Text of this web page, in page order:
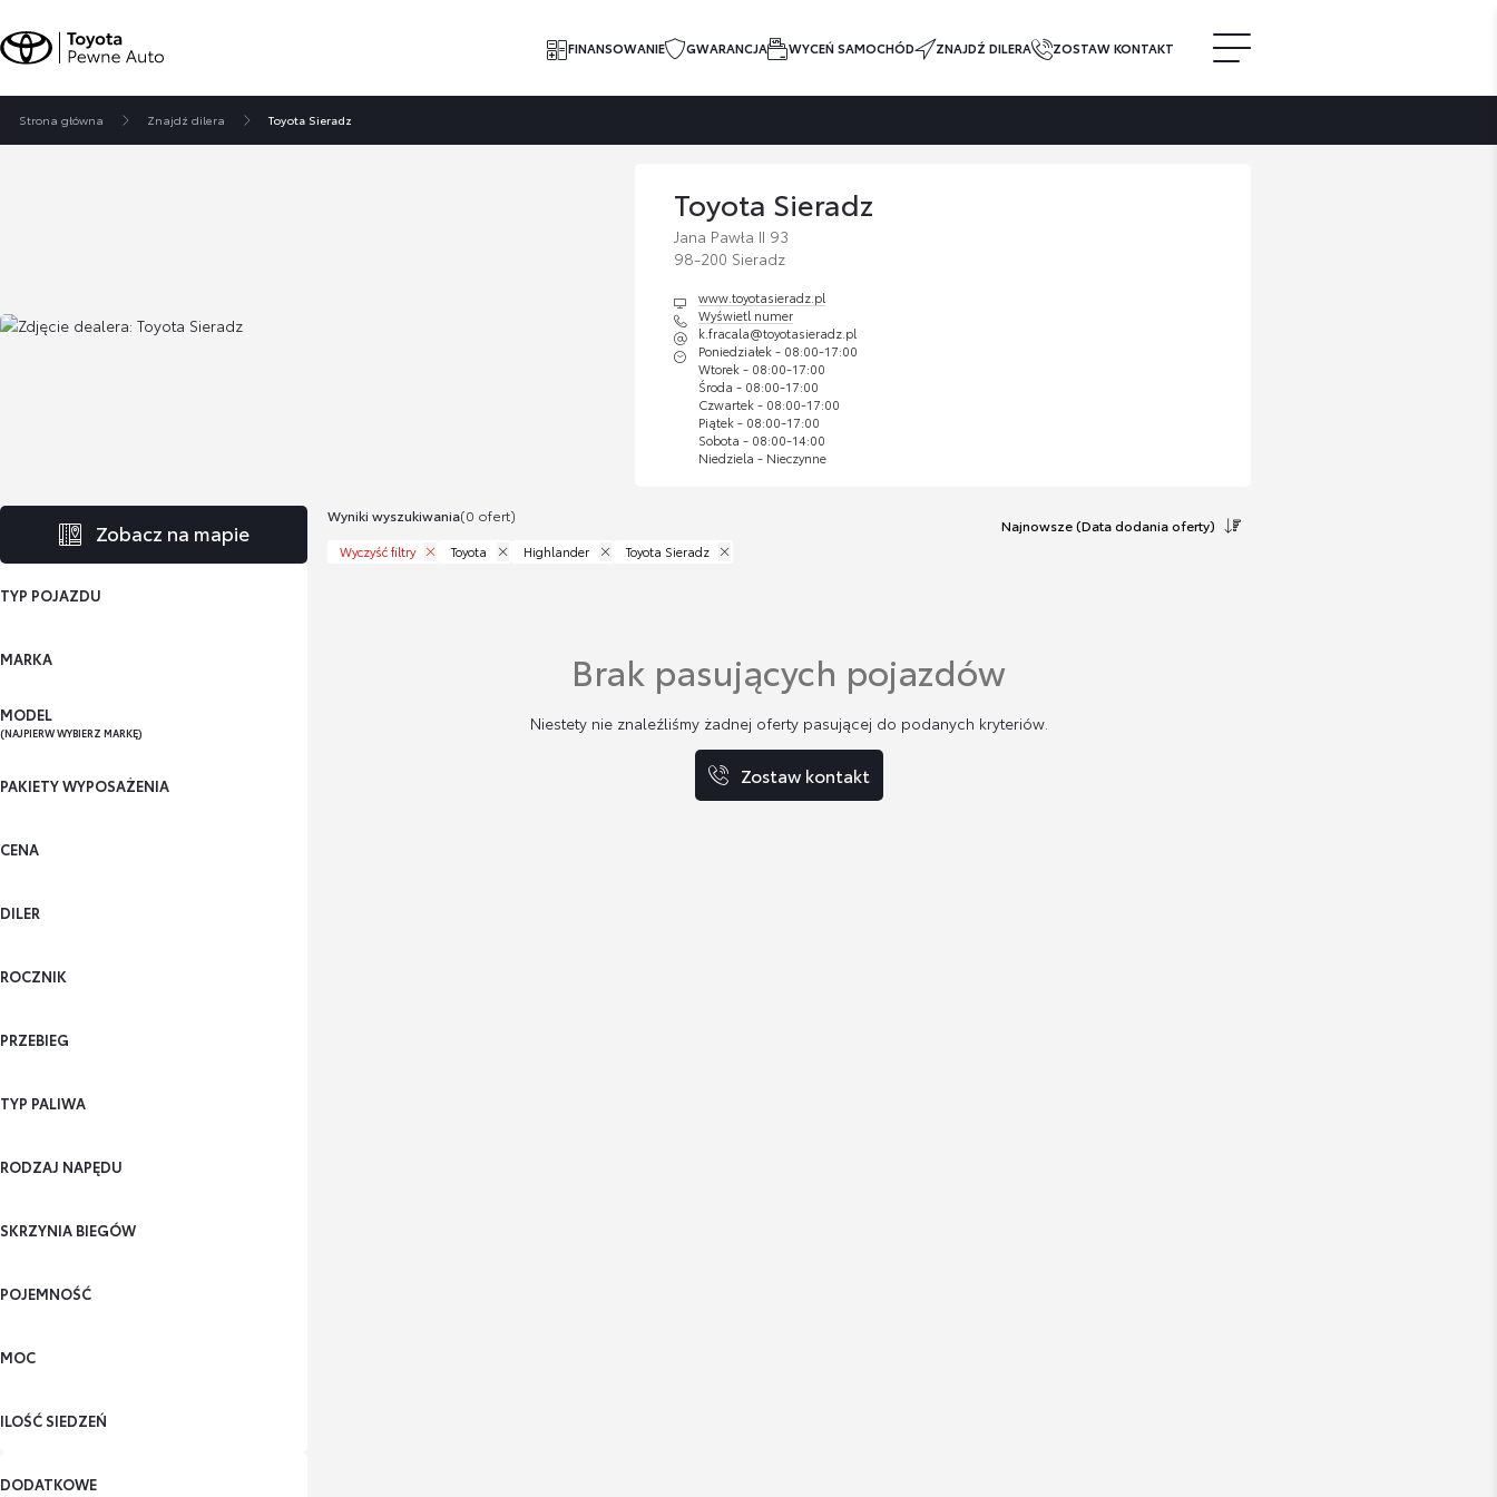
FINANSOWANIE GWARANCJA WYCEŃ SAMOCHÓD ZNAJDŹ DILERA ZOSTAW KONTAKT
Strona główna Znajdź dilera Toyota Sieradz
Toyota Sieradz
Jana Pawła II 93
98-200 Sieradz
www.toyotasieradz.pl
Wyświetl numer
k.fracala@toyotasieradz.pl
Poniedziałek - 08:00-17:00
Wtorek - 08:00-17:00
Środa - 08:00-17:00
Czwartek - 08:00-17:00
Piątek - 08:00-17:00
Sobota - 08:00-14:00
Niedziela - Nieczynne
Zobacz na mapie
TYP POJAZDU
MARKA
MODEL
(NAJPIERW WYBIERZ MARKĘ)
PAKIETY WYPOSAŻENIA
CENA
DILER
ROCZNIK
PRZEBIEG
TYP PALIWA
RODZAJ NAPĘDU
SKRZYNIA BIEGÓW
POJEMNOŚĆ
MOC
ILOŚĆ SIEDZEŃ
DODATKOWE
Wyniki wyszukiwania(0 ofert) Najnowsze(Data dodania oferty)
Wyczyść filtry Toyota Highlander Toyota Sieradz
Brak pasujących pojazdów
Niestety nie znaleźliśmy żadnej oferty pasującej do podanych kryteriów.
Zostaw kontakt